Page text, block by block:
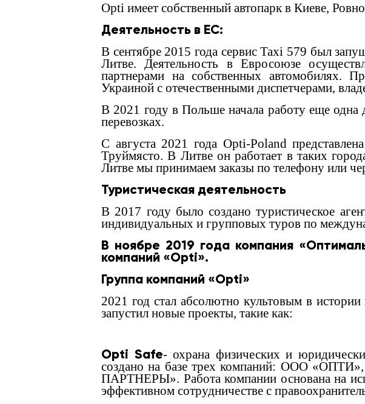
Opti имеет собственный автопарк в Киеве,
Деятельность в ЕС:
В сентябре 2015 года сервис Taxi 579 был
Литве. Деятельность в Евросоюзе
партнерами на собственных автомобилях.
Украиной с отечественными диспетчерами,
В 2021 году в Польше начала работу еще
перевозках.
С августа 2021 года Opti-Poland
Труймясто. В Литве он работает в таких
Литве мы принимаем заказы по телефону или
Туристическая деятельность
В 2017 году было создано туристическое
индивидуальных и групповых туров по
В ноябре 2019 года компания
компаний «Opti».
Группа компаний «Opti»
2021 год стал абсолютно культовым в
запустил новые проекты, такие как:
Opti Safe- охрана физических и
создано на базе трех компаний: ООО
ПАРТНЕРЫ». Работа компании основана на
эффективном сотрудничестве с